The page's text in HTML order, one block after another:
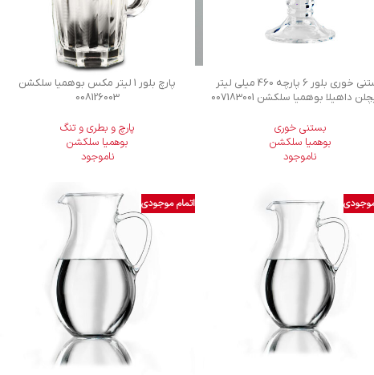
بستنی خوری بلور 6 پارچه 460 میلی لیتر
داهيلا بوهمیا سلکشن 007183001
بستنی خوری
بوهمیا سلکشن
ناموجود
پارچ بلور 1 لیتر مکس بوهمیا سلکشن
008126003
پارچ و بطری و تنگ
بوهمیا سلکشن
ناموجود
اتمام موجودی